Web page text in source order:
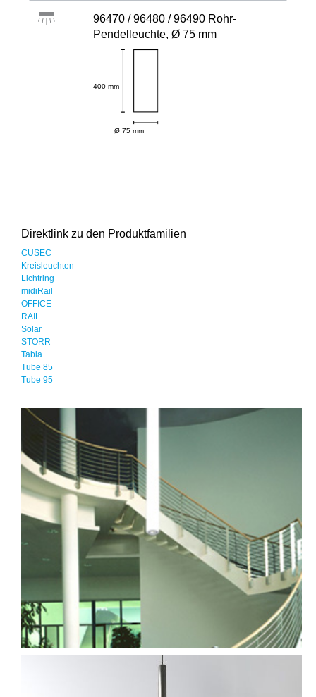
96470 / 96480 / 96490 Rohr-
Pendelleuchte, Ø 75 mm
400 mm
Ø 75 mm
Direktlink zu den Produktfamilien
CUSEC
Kreisleuchten
Lichtring
midiRail
OFFICE
RAIL
Solar
STORR
Tabla
Tube 85
Tube 95